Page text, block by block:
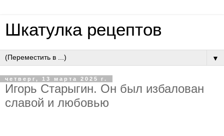
Шкатулка рецептов
▼
четверг, 13 марта 2025 г.
Игорь Старыгин. Он был избалован
славой и любовью